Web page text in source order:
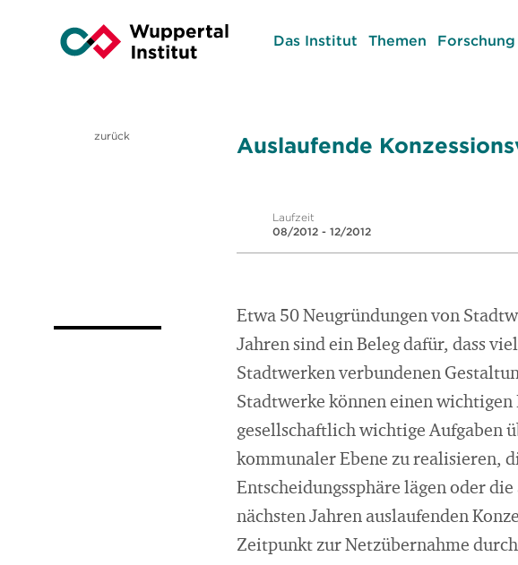
Das Institut Themen Forschung
zurück Auslaufende
Laufzeit
08/2012 - 12/2012
Etwa 50 Neugründungen von
Jahren sind ein Beleg dafür, dass
Stadtwerken verbundenen
Stadtwerke können einen
gesellschaftlich wichtige Aufgaben
kommunaler Ebene zu realisieren,
Entscheidungssphäre lägen oder
nächsten Jahren auslaufenden
Zeitpunkt zur Netzübernahme